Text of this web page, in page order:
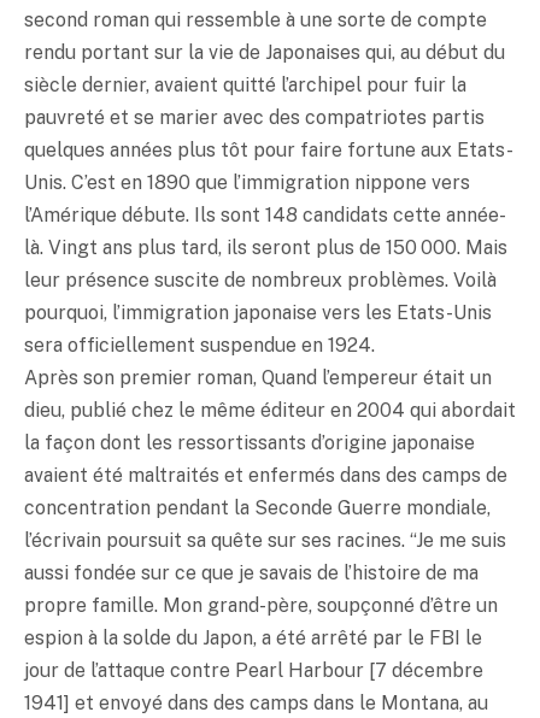
second roman qui ressemble à une sorte de compte
rendu portant sur la vie de Japonaises qui, au début du
siècle dernier, avaient quitté l’archipel pour fuir la
pauvreté et se marier avec des compatriotes partis
quelques années plus tôt pour faire fortune aux Etats-
Unis. C’est en 1890 que l’immigration nippone vers
l’Amérique débute. Ils sont 148 candidats cette année-
là. Vingt ans plus tard, ils seront plus de 150 000. Mais
leur présence suscite de nombreux problèmes. Voilà
pourquoi, l’immigration japonaise vers les Etats-Unis
sera officiellement suspendue en 1924.
Après son premier roman, Quand l’empereur était un
dieu, publié chez le même éditeur en 2004 qui abordait
la façon dont les ressortissants d’origine japonaise
avaient été maltraités et enfermés dans des camps de
concentration pendant la Seconde Guerre mondiale,
l’écrivain poursuit sa quête sur ses racines. “Je me suis
aussi fondée sur ce que je savais de l’histoire de ma
propre famille. Mon grand-père, soupçonné d’être un
espion à la solde du Japon, a été arrêté par le FBI le
jour de l’attaque contre Pearl Harbour [7 décembre
1941] et envoyé dans des camps dans le Montana, au